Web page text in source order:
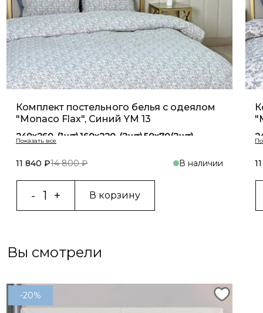
Комплект постельного белья с одеялом
"Monaco Flax", Синий YM 13
240х260-(1шт),160х220-(2шт),50х70(2шт)
240х260-(1шт),200х230-(1шт),50х70(2шт)
160х220-(1шт),160х220-(2шт),50х70(2шт)
11 840 ₽14 800 ₽ В наличии
В корзину
Вы смотрели
-20%